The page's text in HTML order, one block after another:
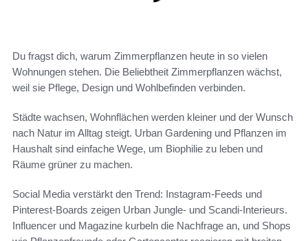
Du fragst dich, warum Zimmerpflanzen heute in so vielen
Wohnungen stehen. Die Beliebtheit Zimmerpflanzen wächst,
weil sie Pflege, Design und Wohlbefinden verbinden.
Städte wachsen, Wohnflächen werden kleiner und der Wunsch
nach Natur im Alltag steigt. Urban Gardening und Pflanzen im
Haushalt sind einfache Wege, um Biophilie zu leben und
Räume grüner zu machen.
Social Media verstärkt den Trend: Instagram-Feeds und
Pinterest-Boards zeigen Urban Jungle- und Scandi-Interieurs.
Influencer und Magazine kurbeln die Nachfrage an, und Shops